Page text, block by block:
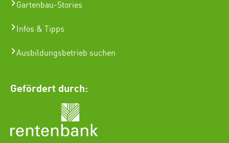
Gartenbau-Stories
Infos & Tipps
Ausbildungsbetrieb suchen
Gefördert durch: